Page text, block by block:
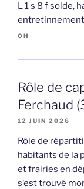
L 1 s 8 f solde,
OH
Rôle de
Ferchaud
12 JUIN 2026
Rôle de
habitants de la
et frairies en
s’est trouvé